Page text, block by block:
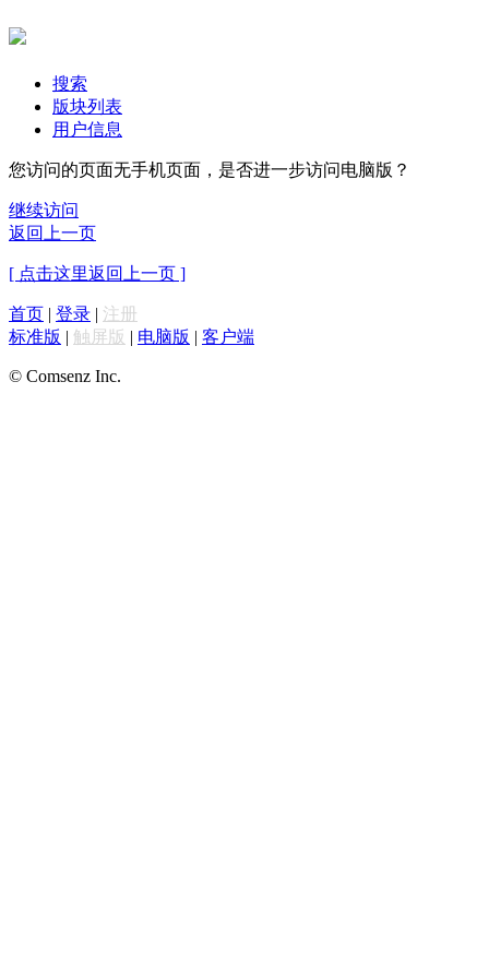
搜索
版块列表
用户信息
您访问的页面无手机页面，是否进一步访问电脑版？
继续访问
返回上一页
[ 点击这里返回上一页 ]
首页 | 登录 | 注册
标准版 | 触屏版 | 电脑版 | 客户端
© Comsenz Inc.